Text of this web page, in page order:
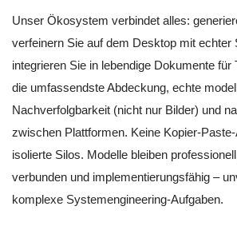
Unser Ökosystem verbindet alles:
verfeinern Sie auf dem Desktop mit echter
integrieren Sie in lebendige Dokumente für
die umfassendste Abdeckung, echte
Nachverfolgbarkeit (nicht nur Bilder) und
zwischen Plattformen. Keine Kopier-
isolierte Silos. Modelle bleiben
verbunden und implementierungsfähig –
komplexe Systemengineering-Aufgaben.